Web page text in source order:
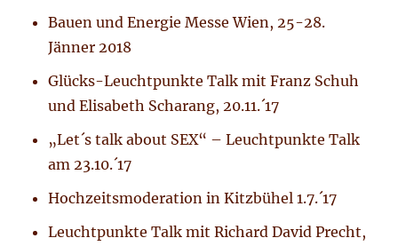
Bauen und Energie Messe Wien, 25-28.
Jänner 2018
Glücks-Leuchtpunkte Talk mit Franz Schuh
und Elisabeth Scharang, 20.11.´17
„Let´s talk about SEX“ – Leuchtpunkte Talk
am 23.10.´17
Hochzeitsmoderation in Kitzbühel 1.7.´17
Leuchtpunkte Talk mit Richard David Precht,